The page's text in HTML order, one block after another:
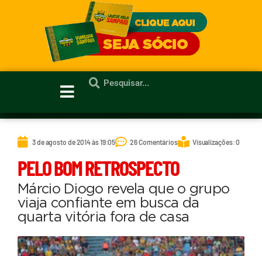
3 de agosto de 2014 às 19:05 26 Comentários Visualizações: 0
PELO BOM RETROSPECTO
Márcio Diogo revela que o grupo
viaja confiante em busca da
quarta vitória fora de casa